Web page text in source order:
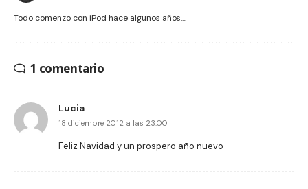
Todo comenzo con iPod hace algunos años....
1 comentario
Lucia
18 diciembre 2012 a las 23:00
Feliz Navidad y un prospero año nuevo